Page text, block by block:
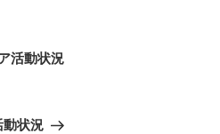
活動状況
動状況